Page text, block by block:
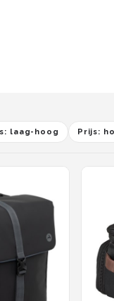
laag-hoog Prijs: